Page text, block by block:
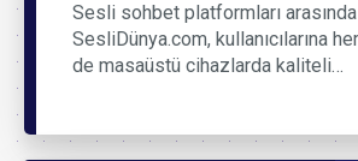
Sesli sohbet platformları arasında
SesliDünya.com, kullanıcılarına
de masaüstü cihazlarda kaliteli…